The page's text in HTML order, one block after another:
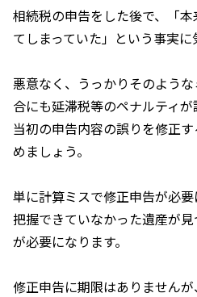
相続税の申告をした後で、「
てしまっていた」という事実に
悪意なく、うっかりそのよう
合にも延滞税等のペナルティが
当初の申告内容の誤りを修正
めましょう。
単に計算ミスで修正申告が必要
把握できていなかった遺産が
が必要になります。
修正申告に期限はありません